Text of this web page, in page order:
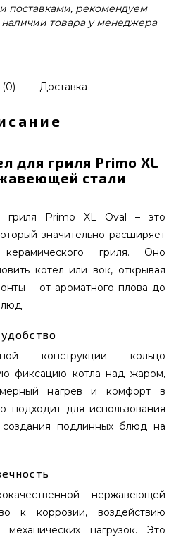
поставками, рекомендуем
товара у менеджера
Доставка
для гриля Primo XL
стали
гриля Primo XL Oval – это
значительно расширяет
гриля. Оно
котел или вок, открывая
– от ароматного плова до
конструкции кольцо
фиксацию котла над жаром,
нагрев и комфорт в
подходит для использования
подлинных блюд на
нержавеющей
к коррозии, воздействию
нагрузок. Это